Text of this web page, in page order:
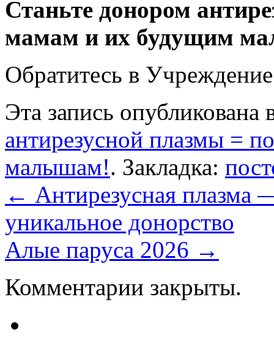
Станьте донором
мамам и их будущим
Обратитесь в
Эта запись опубликована
антирезусной плазмы =
малышам!. Закладка:
← Антирезусная плазма
уникальное донорство
Алые паруса 2026 →
Комментарии закрыты.